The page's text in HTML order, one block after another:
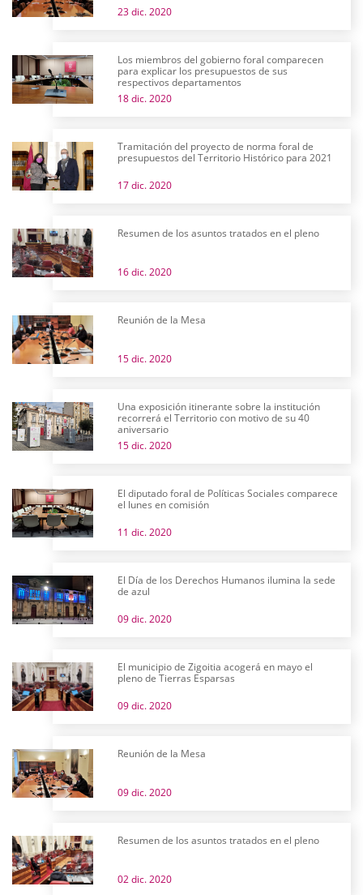
23 dic. 2020
Los miembros del gobierno foral comparecen
para explicar los presupuestos de sus
respectivos departamentos
18 dic. 2020
Tramitación del proyecto de norma foral de
presupuestos del Territorio Histórico para 2021
17 dic. 2020
Resumen de los asuntos tratados en el pleno
16 dic. 2020
Reunión de la Mesa
15 dic. 2020
Una exposición itinerante sobre la institución
recorrerá el Territorio con motivo de su 40
aniversario
15 dic. 2020
El diputado foral de Políticas Sociales comparece
el lunes en comisión
11 dic. 2020
El Día de los Derechos Humanos ilumina la sede
de azul
09 dic. 2020
El municipio de Zigoitia acogerá en mayo el
pleno de Tierras Esparsas
09 dic. 2020
Reunión de la Mesa
09 dic. 2020
Resumen de los asuntos tratados en el pleno
02 dic. 2020